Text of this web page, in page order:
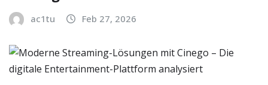
ac1tu Feb 27, 2026